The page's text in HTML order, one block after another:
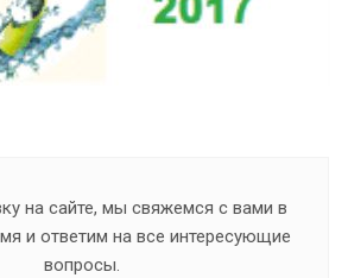
на сайте, мы свяжемся с вами в
и ответим на все интересующие
вопросы.